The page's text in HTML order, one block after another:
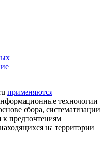
применяются
технологии
сбора, систематизации
к предпочтениям
на территории